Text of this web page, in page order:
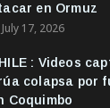
en Ormuz
July 17, 2026
: Videos
colapsa por
Coquimbo